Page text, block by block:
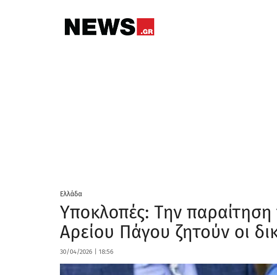
Ελλάδα
Υποκλοπές: Την παραίτηση
Αρείου Πάγου ζητούν οι
30/04/2026 18:56